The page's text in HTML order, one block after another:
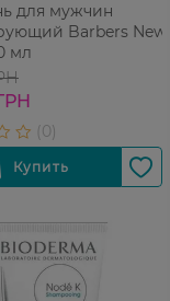
для мужчин
Barbers New
мл